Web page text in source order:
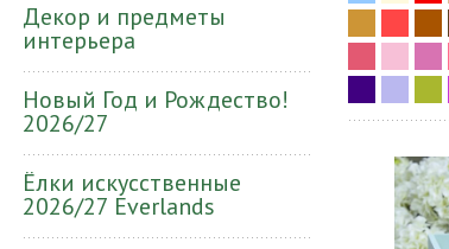
Декор и предметы
интерьера
Новый Год и Рождество!
2026/27
Ёлки искусственные
2026/27 Everlands